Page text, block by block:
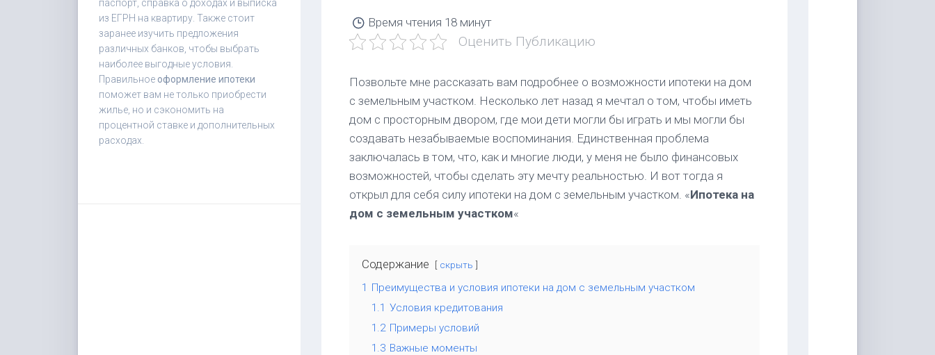
паспорт, справка о доходах и выписка
из ЕГРН на квартиру. Также стоит
заранее изучить предложения
различных банков, чтобы выбрать
наиболее выгодные условия.
Правильное оформление ипотеки
поможет вам не только приобрести
жилье, но и сэкономить на
процентной ставке и дополнительных
расходах.
что
в
порядке!
Сколько
дадут
кредит
зарплата
60000?
Время чтения 18 минут
Оценить Публикацию
Позвольте мне рассказать вам подробнее о возможности ипотеки на дом
с земельным участком. Несколько лет назад я мечтал о том, чтобы иметь
дом с просторным двором, где мои дети могли бы играть и мы могли бы
создавать незабываемые воспоминания. Единственная проблема
заключалась в том, что, как и многие люди, у меня не было финансовых
возможностей, чтобы сделать эту мечту реальностью. И вот тогда я
открыл для себя силу ипотеки на дом с земельным участком. «Ипотека на
дом с земельным участком«
Содержание скрыть
1 Преимущества и условия ипотеки на дом с земельным участком
1.1 Условия кредитования
1.2 Примеры условий
1.3 Важные моменты